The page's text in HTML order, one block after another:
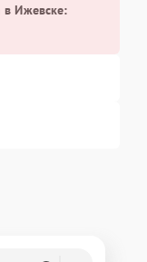
в Ижевске: